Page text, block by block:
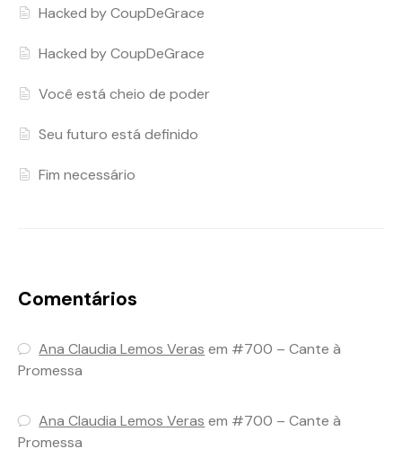
Hacked by CoupDeGrace
Hacked by CoupDeGrace
Você está cheio de poder
Seu futuro está definido
Fim necessário
Comentários
Ana Claudia Lemos Veras em #700 – Cante à
Promessa
Ana Claudia Lemos Veras em #700 – Cante à
Promessa